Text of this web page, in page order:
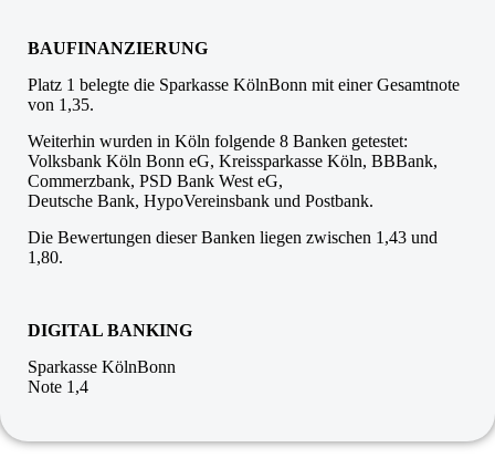
BAUFINANZIERUNG
Platz 1 belegte die Sparkasse KölnBonn mit einer Gesamtnote
von 1,35.
Weiterhin wurden in Köln folgende 8 Banken getestet:
Volksbank Köln Bonn eG, Kreissparkasse Köln, BBBank,
Commerzbank, PSD Bank West eG,
Deutsche Bank, HypoVereinsbank und Postbank.
Die Bewertungen dieser Banken liegen zwischen 1,43 und
1,80.
DIGITAL BANKING
Sparkasse KölnBonn
Note 1,4